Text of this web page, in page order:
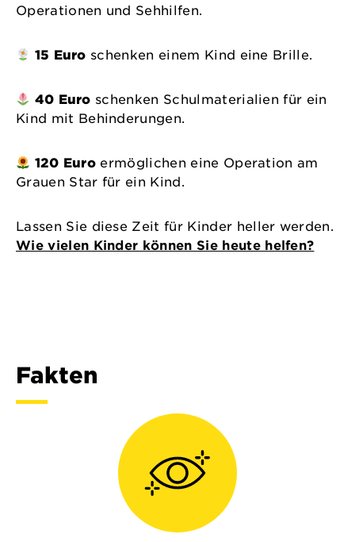
Operationen und Sehhilfen.
15 Euro schenken einem Kind eine Brille.
40 Euro schenken Schulmaterialien für ein
Kind mit Behinderungen.
120 Euro ermöglichen eine Operation am
Grauen Star für ein Kind.
Lassen Sie diese Zeit für Kinder heller werden.
Wie vielen Kinder können Sie heute helfen?
Fakten